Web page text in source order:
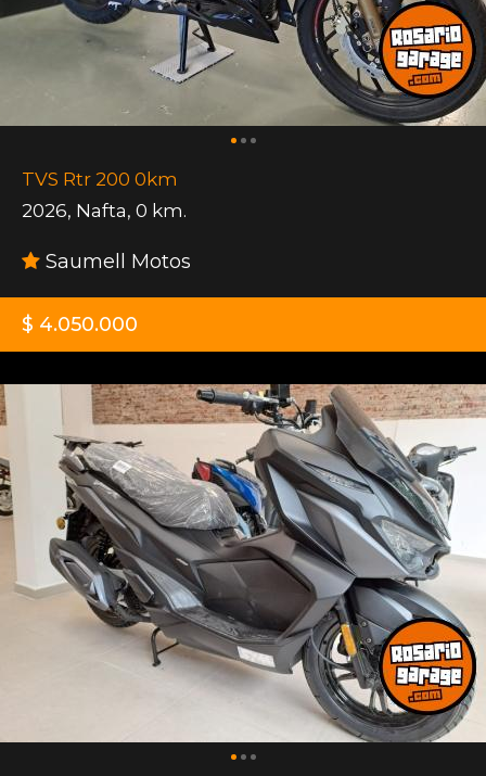
TVS Rtr 200 0km
2026, Nafta, 0 km.
Saumell Motos
$ 4.050.000